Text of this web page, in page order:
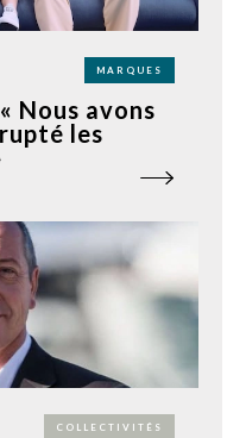
MARQUES
Nous avons
les
COLLECTIVITÉS